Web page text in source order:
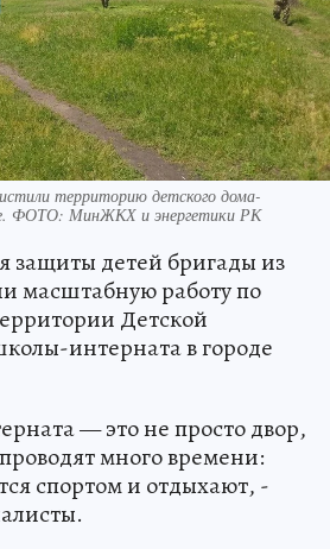
территорию детского дома-
ФОТО: МинЖКХ и энергетики РК
защиты детей бригады из
масштабную работу по
Детской
интерната в городе
— это не просто двор,
много времени:
спортом и отдыхают, -